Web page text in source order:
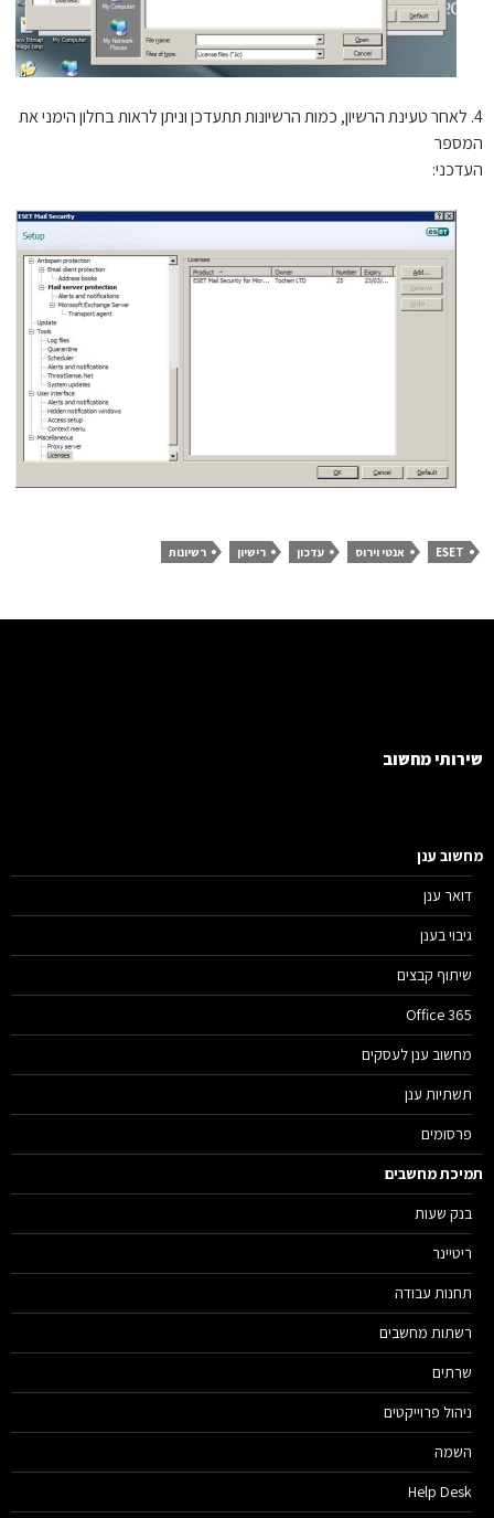
לאחר טעינת הרשיון, כמות הרשיונות תתעדכן וניתן לראות בחלון הימני את
ESET אנטי וירוס עדכון רישיון רשיונות
מחשוב
ענן
דואר ענן
גיבוי בענן
שיתוף קבצים
Office 365
מחשוב ענן לעסקים
תשתיות ענן
פרסומים
מחשבים
בנק שעות
ריטיינר
תחנות עבודה
רשתות מחשבים
שרתים
ניהול פרוייקטים
השמה
Help Desk